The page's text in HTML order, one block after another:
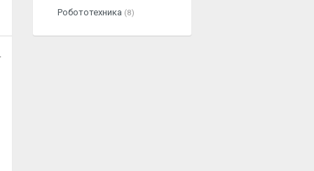
Робототехника (8)